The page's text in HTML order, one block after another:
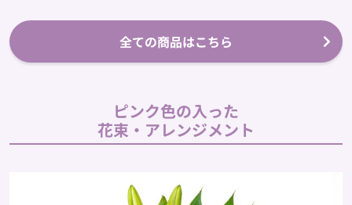
全ての商品はこちら
ピンク色の入った
花束・アレンジメント